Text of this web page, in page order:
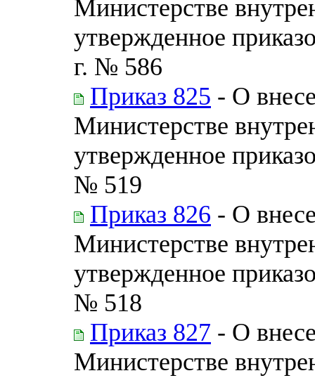
Министерстве
утвержденное
г. № 586
Приказ 825 - О
Министерстве
утвержденное
№ 519
Приказ 826 - О
Министерстве
утвержденное
№ 518
Приказ 827 - О
Министерстве